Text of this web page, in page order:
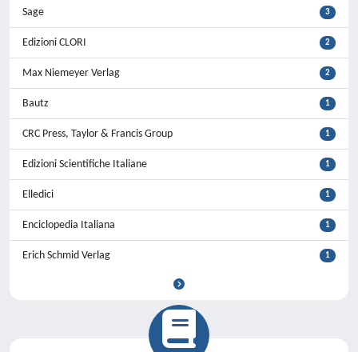
Sage 3
Edizioni CLORI 2
Max Niemeyer Verlag 2
Bautz 1
CRC Press, Taylor & Francis Group 1
Edizioni Scientifiche Italiane 1
Elledici 1
Enciclopedia Italiana 1
Erich Schmid Verlag 1